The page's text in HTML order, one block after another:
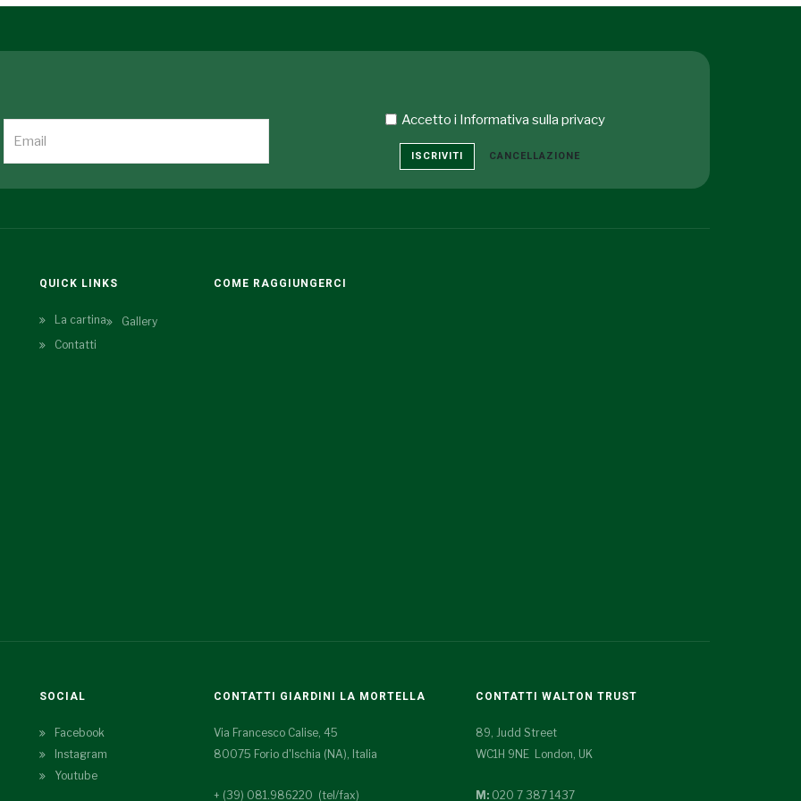
Accetto i Informativa sulla privacy
ISCRIVITI CANCELLAZIONE
QUICK LINKS
La cartina
Gallery
Contatti
COME RAGGIUNGERCI
SOCIAL
Facebook
Instagram
Youtube
CONTATTI GIARDINI LA MORTELLA
Via Francesco Calise, 45
80075 Forio d'Ischia (NA), Italia
+ (39) 081.986220 (tel/fax)
CONTATTI WALTON TRUST
89, Judd Street
WC1H 9NE London, UK
M:020 7 387 1437